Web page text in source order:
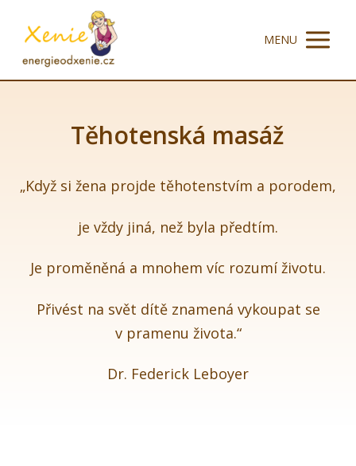
MENU
Těhotenská masáž
„Když si žena projde těhotenstvím a porodem,
je vždy jiná, než byla předtím.
Je proměněná a mnohem víc rozumí životu.
Přivést na svět dítě znamená vykoupat se
v pramenu života.“
Dr. Federick Leboyer